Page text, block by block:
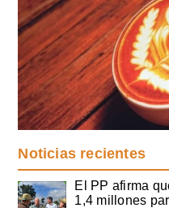
Noticias recientes
El PP afirma
1,4 millones